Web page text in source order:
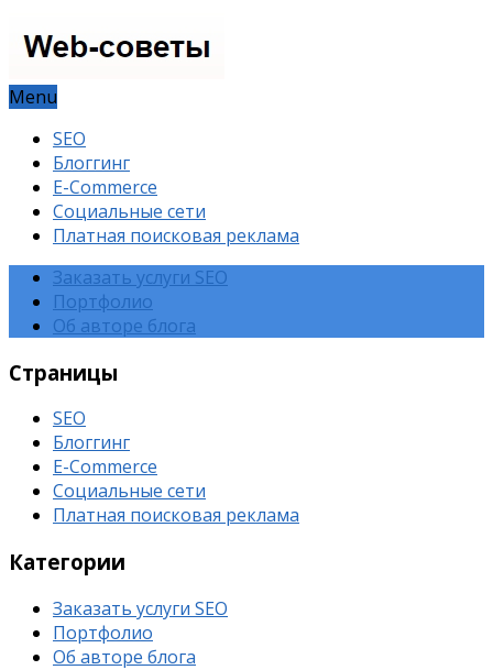
Menu
SEO
Блоггинг
E-Commerce
Социальные сети
Платная поисковая реклама
Заказать услуги SEO
Портфолио
Об авторе блога
Страницы
SEO
Блоггинг
E-Commerce
Социальные сети
Платная поисковая реклама
Категории
Заказать услуги SEO
Портфолио
Об авторе блога